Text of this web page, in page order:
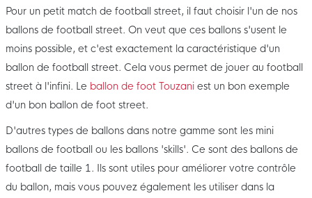
Pour un petit match de football street, il faut choisir l'un de nos
ballons de football street. On veut que ces ballons s'usent le
moins possible, et c'est exactement la caractéristique d'un
ballon de football street. Cela vous permet de jouer au football
street à l'infini. Le ballon de foot Touzani est un bon exemple
d'un bon ballon de foot street.
D'autres types de ballons dans notre gamme sont les mini
ballons de football ou les ballons 'skills'. Ce sont des ballons de
football de taille 1. Ils sont utiles pour améliorer votre contrôle
du ballon, mais vous pouvez également les utiliser dans la